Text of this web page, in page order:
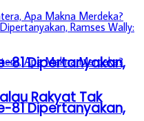
81 Dipertanyakan,
Rakyat Tak
81 Dipertanyakan,